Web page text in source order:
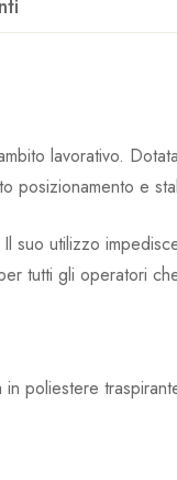
lavorativo.
posizionamento e
suo utilizzo
tutti gli operatori
poliestere